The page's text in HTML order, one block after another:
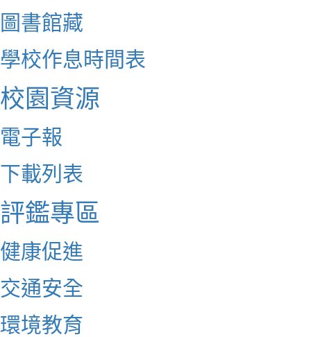
圖書館藏
學校作息時間表
校園資源
電子報
下載列表
評鑑專區
健康促進
交通安全
環境教育